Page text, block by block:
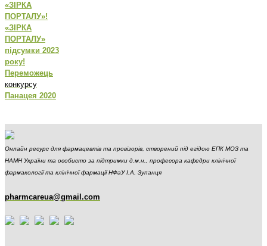
«ЗІРКА
ПОРТАЛУ»!
«ЗІРКА
ПОРТАЛУ»
підсумки 2023
року!
Переможець
конкурсу
Панацея 2020
Онлайн ресурс для фармацевтів та провізорів, створений під егідою ЕПК МОЗ та
НАМН України та особисто за підтримки д.м.н., професора кафедри клінічної
фармакології та клінічної фармації НФаУ І.А. Зупанця
pharmcareua@gmail.com